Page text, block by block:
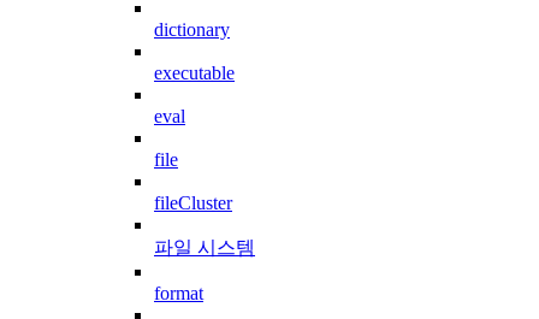
dictionary
executable
eval
file
fileCluster
파일 시스템
format